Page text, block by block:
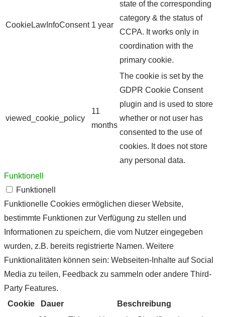
CookieLawInfoConsent 1 year
state of the corresponding
category & the status of
CCPA. It works only in
coordination with the
primary cookie.
viewed_cookie_policy
11
months
The cookie is set by the
GDPR Cookie Consent
plugin and is used to store
whether or not user has
consented to the use of
cookies. It does not store
any personal data.
Funktionell
Funktionell
Funktionelle Cookies ermöglichen dieser Website,
bestimmte Funktionen zur Verfügung zu stellen und
Informationen zu speichern, die vom Nutzer eingegeben
wurden, z.B. bereits registrierte Namen. Weitere
Funktionalitäten können sein: Webseiten-Inhalte auf Social
Media zu teilen, Feedback zu sammeln oder andere Third-
Party Features.
Cookie
Dauer Beschreibung